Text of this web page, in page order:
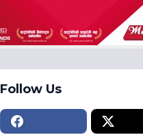
Follow Us